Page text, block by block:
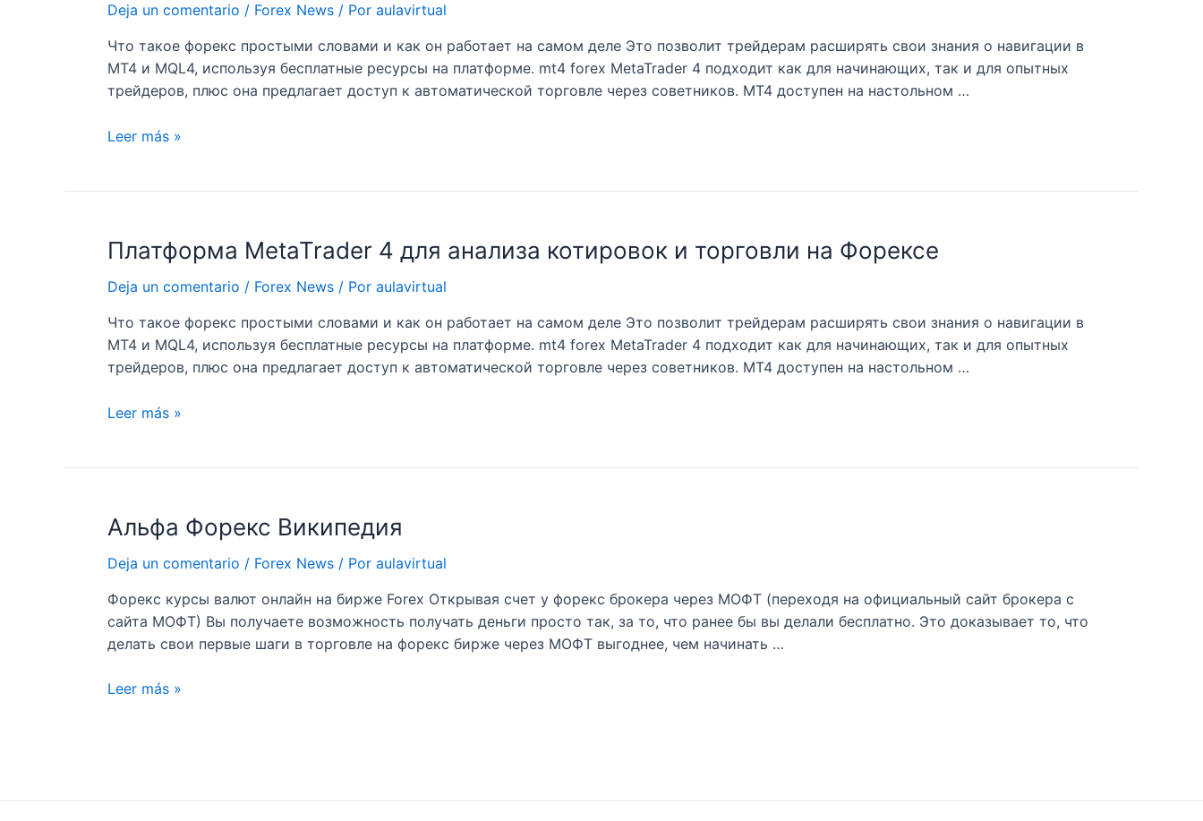
торговли
на
Форексе
Deja un comentario / Forex News / Por aulavirtual
Что такое форекс простыми словами и как он работает на самом деле Это позволит трейдерам расширять свои знания о навигации в
MT4 и MQL4, используя бесплатные ресурсы на платформе. mt4 forex MetaTrader 4 подходит как для начинающих, так и для опытных
трейдеров, плюс она предлагает доступ к автоматической торговле через советников. MT4 доступен на настольном …
Платформа
котировок
торговли
на
Форексе
Leer más »
Платформа MetaTrader 4 для анализа котировок и торговли на Форексе
Deja un comentario / Forex News / Por aulavirtual
Что такое форекс простыми словами и как он работает на самом деле Это позволит трейдерам расширять свои знания о навигации в
MT4 и MQL4, используя бесплатные ресурсы на платформе. mt4 forex MetaTrader 4 подходит как для начинающих, так и для опытных
трейдеров, плюс она предлагает доступ к автоматической торговле через советников. MT4 доступен на настольном …
Платформа
котировок
торговли
на
Форексе
Leer más »
Альфа Форекс Википедия
Deja un comentario / Forex News / Por aulavirtual
Форекс курсы валют онлайн на бирже Forex Открывая счет у форекс брокера через МОФТ (переходя на официальный сайт брокера с
сайта МОФТ) Вы получаете возможность получать деньги просто так, за то, что ранее бы вы делали бесплатно. Это доказывает то, что
делать свои первые шаги в торговле на форекс бирже через МОФТ выгоднее, чем начинать …
Альфа
Leer más »